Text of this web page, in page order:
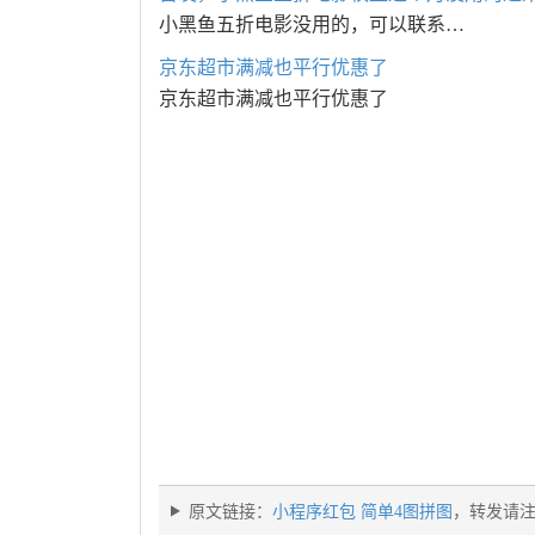
小黑鱼五折电影没用的，可以联系…
京东超市满减也平行优惠了
京东超市满减也平行优惠了
原文链接： 小程序红包 简单4图拼图 ，转发请